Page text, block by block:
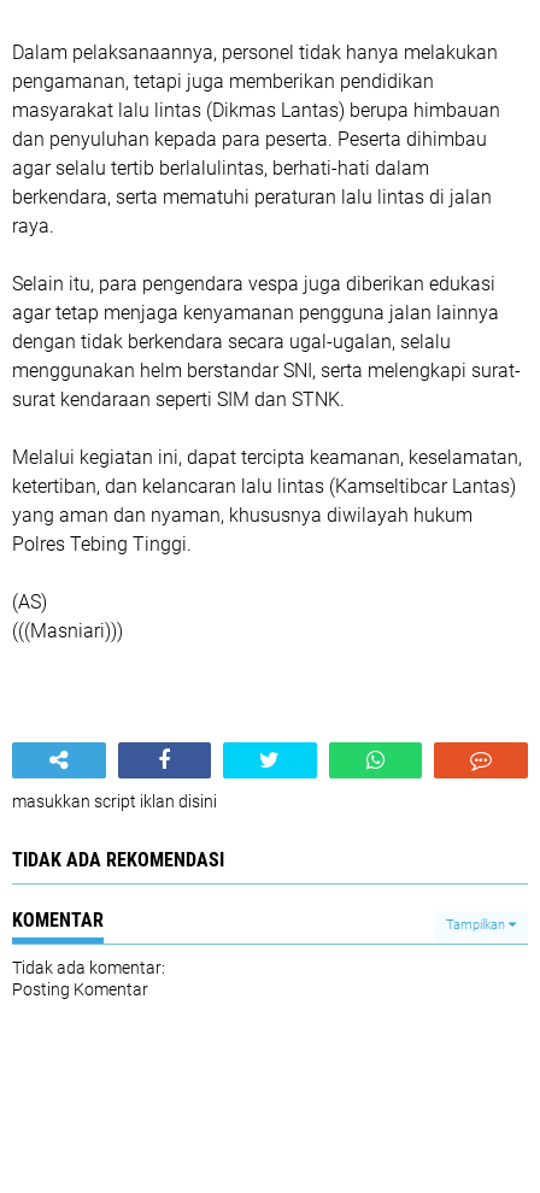
Dalam pelaksanaannya, personel tidak hanya melakukan
pengamanan, tetapi juga memberikan pendidikan
masyarakat lalu lintas (Dikmas Lantas) berupa himbauan
dan penyuluhan kepada para peserta. Peserta dihimbau
agar selalu tertib berlalulintas, berhati-hati dalam
berkendara, serta mematuhi peraturan lalu lintas di jalan
raya.
Selain itu, para pengendara vespa juga diberikan edukasi
agar tetap menjaga kenyamanan pengguna jalan lainnya
dengan tidak berkendara secara ugal-ugalan, selalu
menggunakan helm berstandar SNI, serta melengkapi surat-
surat kendaraan seperti SIM dan STNK.
Melalui kegiatan ini, dapat tercipta keamanan, keselamatan,
ketertiban, dan kelancaran lalu lintas (Kamseltibcar Lantas)
yang aman dan nyaman, khususnya diwilayah hukum
Polres Tebing Tinggi.
(AS)
(((Masniari)))
masukkan script iklan disini
TIDAK ADA REKOMENDASI
KOMENTAR Tampilkan
Tidak ada komentar:
Posting Komentar